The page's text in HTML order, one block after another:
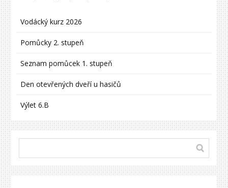
Vodácký kurz 2026
Pomůcky 2. stupeň
Seznam pomůcek 1. stupeň
Den otevřených dveří u hasičů
Výlet 6.B